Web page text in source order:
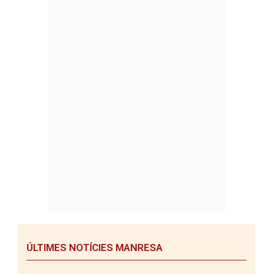
ÚLTIMES NOTÍCIES MANRESA